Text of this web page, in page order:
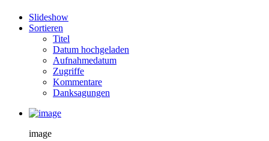
Slideshow
Sortieren
Titel
Datum hochgeladen
Aufnahmedatum
Zugriffe
Kommentare
Danksagungen
image